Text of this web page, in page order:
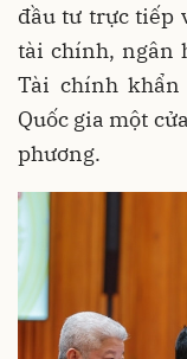
đầu tư trực tiếp
tài chính, ngân
Tài chính
Quốc gia một
phương.